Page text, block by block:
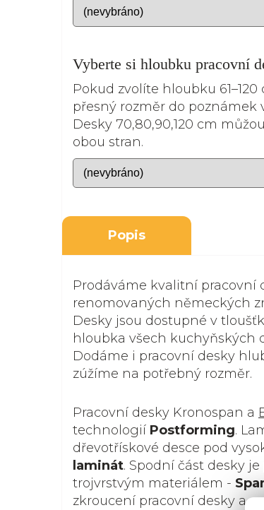
Vyberte si hloubku pracovní
Pokud zvolíte hloubku
přesný rozměr do poznámek
Desky 70,80,90,120 cm
obou stran.
Popis
Prodáváme kvalitní pracovní
renomovaných německých
Desky jsou dostupné v
hloubka všech kuchyňských
Dodáme i pracovní desky
zúžíme na potřebný rozměr.
Pracovní desky Kronospan a
technologií Postforming.
dřevotřískové desce pod
laminát. Spodní část desky
trojvrstvým materiálem -
zkroucení pracovní desky a